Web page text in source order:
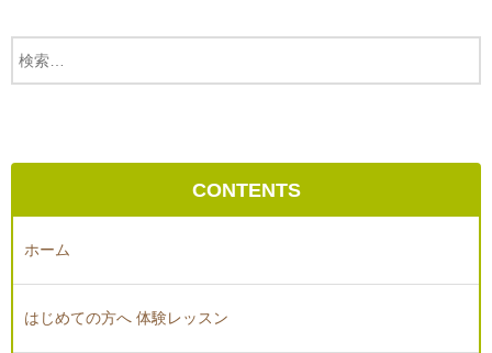
CONTENTS
ホーム
はじめての方へ 体験レッスン